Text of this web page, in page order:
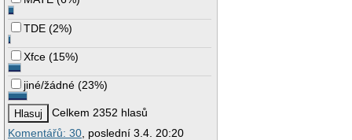
TDE (2%)
Xfce (15%)
jiné/žádné (23%)
Celkem 2352 hlasů
Komentářů: 30 , poslední 3.4. 20:20